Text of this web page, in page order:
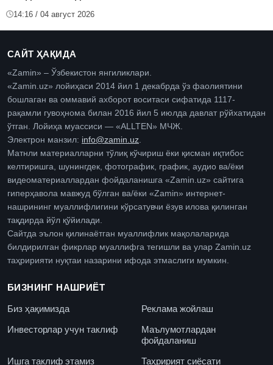
14:16 / 04 август 2026
САЙТ ҲАҚИДА
«Zamin» – Ўзбекистон янгиликлари.
«Zamin.uz» лойиҳаси 2014 йил 1 декабрда ўз фаолиятини
бошлаган ва оммавий ахборот воситаси сифатида 1117-
рақамли гувоҳнома билан 2016 йил 5 июлда давлат рўйхатидан
ўтган. Лойиҳа муассиси — «ALLTEN» МЧЖ.
Электрон манзил: info@zamin.uz
Матнли материалларни тўлиқ кўчириш ёки қисман иқтибос
келтиришга, шунингдек, фотографик, график, аудио ва/ёки
видеоматериаллардан фойдаланишга «Zamin.uz» сайтига
гиперҳавола мавжуд бўлган ва/ёки «Zamin» интернет-
нашрининг муаллифлигини кўрсатувчи ёзув илова қилинган
тақдирда йўл қўйилади.
Сайтда эълон қилинаётган муаллифлик мақолаларида
билдирилган фикрлар муаллифга тегишли ва улар Zamin.uz
таҳририяти нуқтаи назарини ифода этмаслиги мумкин.
БИЗНИНГ НАШРИЁТ
Биз ҳақимизда
Реклама жойлаш
Инвесторлар учун таклиф
Маълумотлардан
фойдаланиш
Ишга таклиф этамиз
Таҳририят сиёсати